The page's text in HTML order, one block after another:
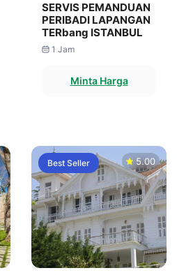
SERVIS PEMANDUAN
PERIBADI LAPANGAN
TERbang ISTANBUL
1 Jam
Minta Harga
Best Seller 5.00